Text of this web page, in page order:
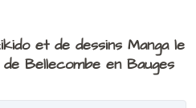
et de dessins Manga le
Bellecombe en Bauges